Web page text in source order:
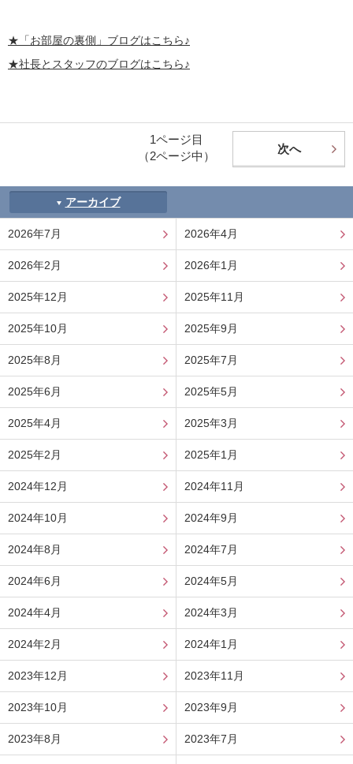
★ 「お部屋の裏側」 ブログはこちら♪
★社長とスタッフのブログはこちら♪
次へ
1ページ目
（2ページ中）
アーカイブ
2026年7月 2026年4月
2026年2月 2026年1月
2025年12月 2025年11月
2025年10月 2025年9月
2025年8月 2025年7月
2025年6月 2025年5月
2025年4月 2025年3月
2025年2月 2025年1月
2024年12月 2024年11月
2024年10月 2024年9月
2024年8月 2024年7月
2024年6月 2024年5月
2024年4月 2024年3月
2024年2月 2024年1月
2023年12月 2023年11月
2023年10月 2023年9月
2023年8月 2023年7月